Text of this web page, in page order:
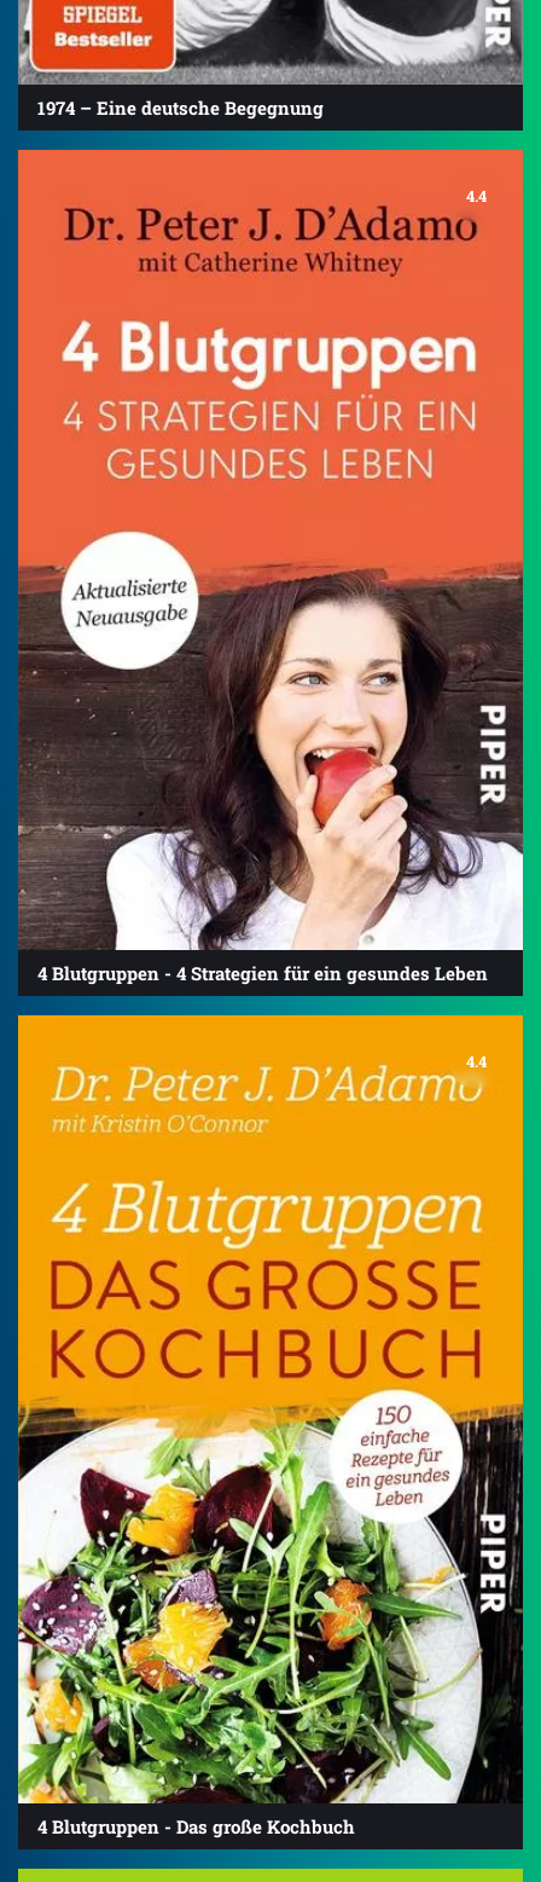
1974 – Eine deutsche Begegnung
4.4
4 Blutgruppen - 4 Strategien für ein gesundes Leben
4.4
4 Blutgruppen - Das große Kochbuch